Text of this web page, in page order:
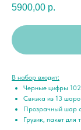
5900,00 р.
В набор входит:
Черные цифры
Связка из 13
Прозрачный шар
Грузик, пакет для